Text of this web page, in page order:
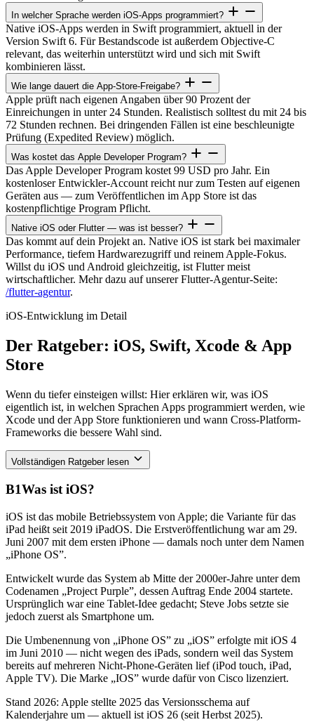
In welcher Sprache werden iOS-Apps programmiert?
Native iOS-Apps werden in Swift programmiert, aktuell in der
Version Swift 6. Für Bestandscode ist außerdem Objective-C
relevant, das weiterhin unterstützt wird und sich mit Swift
kombinieren lässt.
Wie lange dauert die App-Store-Freigabe?
Apple prüft nach eigenen Angaben über 90 Prozent der
Einreichungen in unter 24 Stunden. Realistisch solltest du mit 24 bis
72 Stunden rechnen. Bei dringenden Fällen ist eine beschleunigte
Prüfung (Expedited Review) möglich.
Was kostet das Apple Developer Program?
Das Apple Developer Program kostet 99 USD pro Jahr. Ein
kostenloser Entwickler-Account reicht nur zum Testen auf eigenen
Geräten aus — zum Veröffentlichen im App Store ist das
kostenpflichtige Program Pflicht.
Native iOS oder Flutter — was ist besser?
Das kommt auf dein Projekt an. Native iOS ist stark bei maximaler
Performance, tiefem Hardwarezugriff und reinem Apple-Fokus.
Willst du iOS und Android gleichzeitig, ist Flutter meist
wirtschaftlicher. Mehr dazu auf unserer Flutter-Agentur-Seite:
/flutter-agentur.
iOS-Entwicklung im Detail
Der Ratgeber: iOS, Swift, Xcode & App
Store
Wenn du tiefer einsteigen willst: Hier erklären wir, was iOS
eigentlich ist, in welchen Sprachen Apps programmiert werden, wie
Xcode und der App Store funktionieren und wann Cross-Platform-
Frameworks die bessere Wahl sind.
Vollständigen Ratgeber lesen
B1Was ist iOS?
iOS ist das mobile Betriebssystem von Apple; die Variante für das
iPad heißt seit 2019 iPadOS. Die Erstveröffentlichung war am 29.
Juni 2007 mit dem ersten iPhone — damals noch unter dem Namen
„iPhone OS”.
Entwickelt wurde das System ab Mitte der 2000er-Jahre unter dem
Codenamen „Project Purple”, dessen Auftrag Ende 2004 startete.
Ursprünglich war eine Tablet-Idee gedacht; Steve Jobs setzte sie
jedoch zuerst als Smartphone um.
Die Umbenennung von „iPhone OS” zu „iOS” erfolgte mit iOS 4
im Juni 2010 — nicht wegen des iPads, sondern weil das System
bereits auf mehreren Nicht-Phone-Geräten lief (iPod touch, iPad,
Apple TV). Die Marke „IOS” wurde dafür von Cisco lizenziert.
Stand 2026: Apple stellte 2025 das Versionsschema auf
Kalenderjahre um — aktuell ist iOS 26 (seit Herbst 2025).